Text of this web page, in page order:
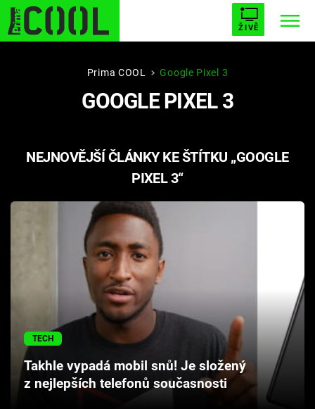
ŽIVĚ
STARHOUSE BUFFY, PŘEMOŽITELKA UPÍRŮ
PLNEJ KOTEL AVENGERS 5
Cool Esport
Pořady
Prima COOL Google Pixel 3
GOOGLE PIXEL 3
NEJNOVĚJŠÍ ČLÁNKY KE ŠTÍTKU „GOOGLE
PIXEL 3“
TECH
Takhle vypadá mobil snů! Je složený
z nejlepších telefonů současnosti